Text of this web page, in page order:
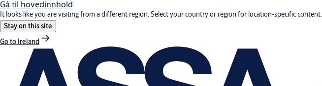
Gå til hovedinnhold
It looks like you are visiting from a different region. Select your country or region for location-specific content.
Stay on this site
Go to Ireland